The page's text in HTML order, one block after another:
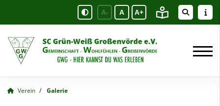
A- A A+
Verein Galerie